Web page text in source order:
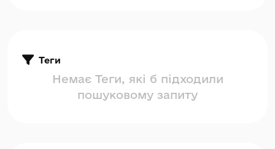
Теги
Немає Теги, які б підходили
пошуковому запиту